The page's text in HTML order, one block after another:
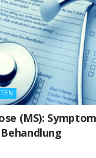
(MS):